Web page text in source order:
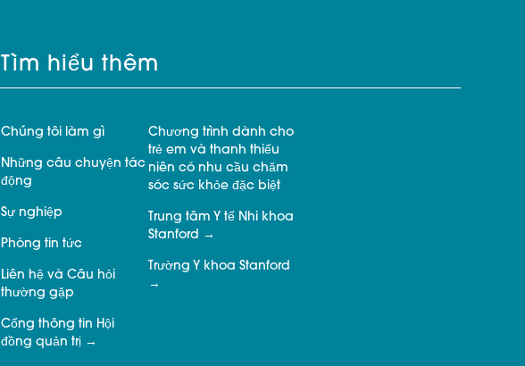
Tìm hiểu thêm
Chúng tôi làm gì
Những câu chuyện tác
động
Sự nghiệp
Phòng tin tức
Liên hệ và Câu hỏi
thường gặp
Cổng thông tin Hội
đồng quản trị
Chương trình dành cho
trẻ em và thanh thiếu
niên có nhu cầu chăm
sóc sức khỏe đặc biệt
Trung tâm Y tế Nhi khoa
Stanford
Trường Y khoa Stanford